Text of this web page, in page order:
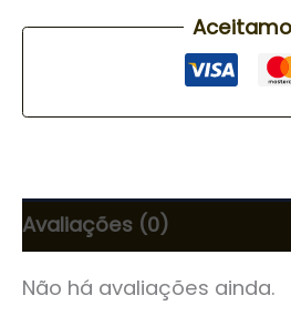
Avaliações (0)
Não há avaliações ainda.